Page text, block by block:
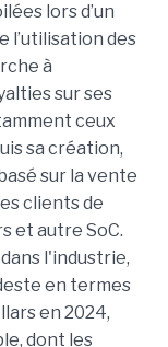
lors d’un
l’utilisation des
à
sur ses
ceux
sa création,
sur la vente
clients de
et autre SoC.
l'industrie,
en termes
en 2024,
dont les